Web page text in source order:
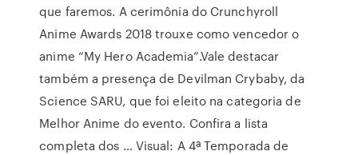
que faremos. A cerimônia do Crunchyroll
Anime Awards 2018 trouxe como vencedor o
anime “My Hero Academia”.Vale destacar
também a presença de Devilman Crybaby, da
Science SARU, que foi eleito na categoria de
Melhor Anime do evento. Confira a lista
completa dos … Visual: A 4ª Temporada de